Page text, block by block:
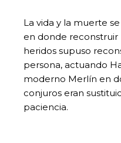
La vida y la muerte
en donde reconstruir
heridos supuso
persona, actuando
moderno Merlín en
conjuros eran
paciencia.